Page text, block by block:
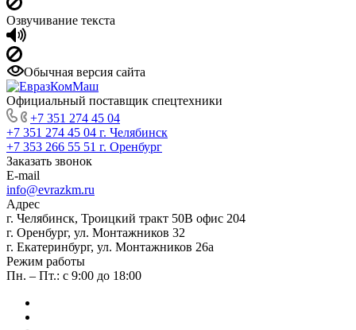
Озвучивание текста
Обычная версия сайта
Официальный поставщик спецтехники
+7 351 274 45 04
+7 351 274 45 04 г. Челябинск
+7 353 266 55 51 г. Оренбург
Заказать звонок
E-mail
info@evrazkm.ru
Адрес
г. Челябинск, Троицкий тракт 50В офис 204
г. Оренбург, ул. Монтажников 32
г. Екатеринбург, ул. Монтажников 26а
Режим работы
Пн. – Пт.: с 9:00 до 18:00